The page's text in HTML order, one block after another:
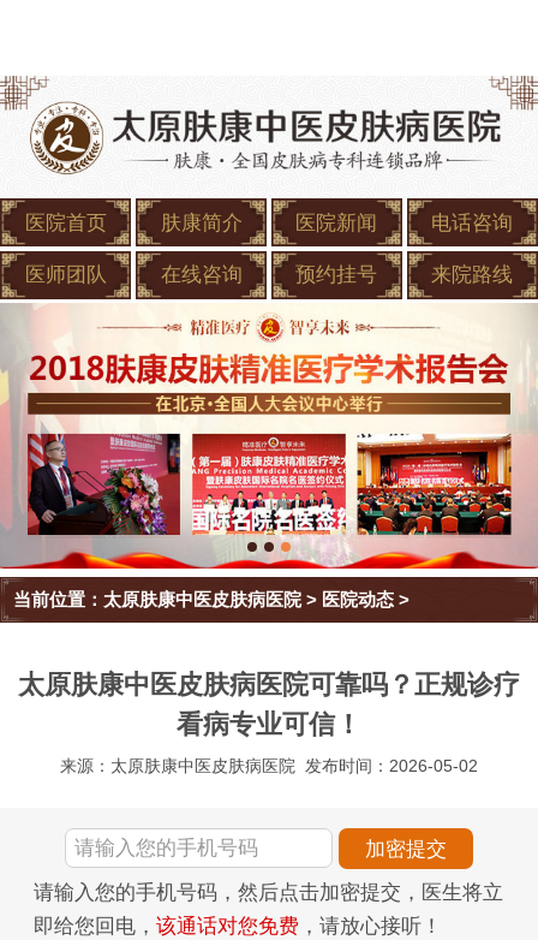
医院首页 肤康简介 医院新闻 电话咨询
医师团队 在线咨询 预约挂号 来院路线
当前位置： 太原肤康中医皮肤病医院> 医院动态 >
太原肤康中医皮肤病医院可靠吗？正规诊疗
看病专业可信！
来源：太原肤康中医皮肤病医院 发布时间：2026-05-02
请输入您的手机号码，然后点击加密提交，医生将立
即给您回电， 该通话对您免费 ，请放心接听！